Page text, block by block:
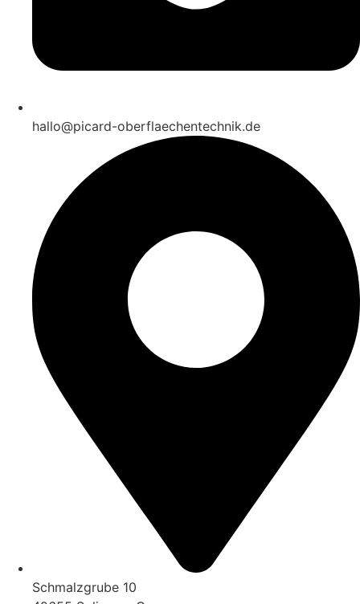
hallo@picard-oberflaechentechnik.de
Schmalzgrube 10